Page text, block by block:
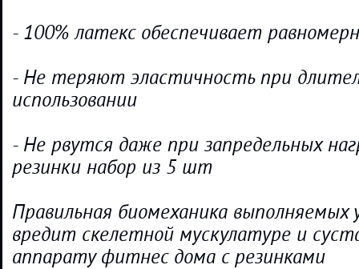
- 100% латекс обеспечивает
- Не теряют эластичность при
использовании
- Не рвутся даже при запредельных
резинки набор из 5 шт
Правильная биомеханика выполняемых
вредит скелетной мускулатуре и
аппарату фитнес дома с резинками